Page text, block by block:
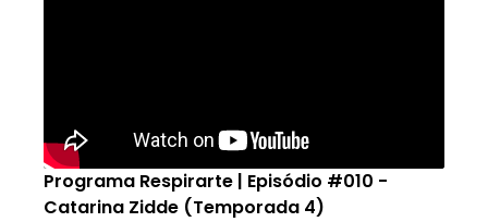
Programa Respirarte | Episódio #010 -
Catarina Zidde (Temporada 4)